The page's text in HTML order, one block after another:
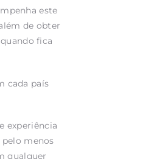
este
de obter
fica
cada país
experiência
menos
qualquer